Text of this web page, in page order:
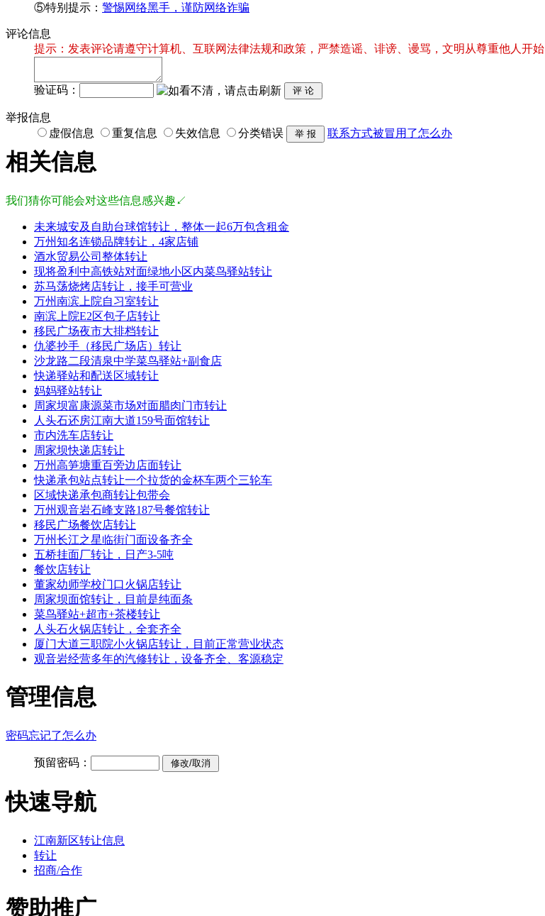
⑤特别提示： 警惕网络黑手，谨防网络诈骗
评论信息
提示：发表评论请遵守计算机、互联网法律法规和政策，严禁造谣、诽谤、谩骂，文明从尊重他人开始
验证码：
举报信息
虚假信息
重复信息 失效信息 分类错误 联系方式被冒用了怎么办
相关信息
我们猜你可能会对这些信息感兴趣↙
未来城安及自助台球馆转让，整体一起6万包含租金
万州知名连锁品牌转让，4家店铺
酒水贸易公司整体转让
现将盈利中高铁站对面绿地小区内菜鸟驿站转让
苏马荡烧烤店转让，接手可营业
万州南滨上院自习室转让
南滨上院E2区包子店转让
移民广场夜市大排档转让
仇婆抄手（移民广场店）转让
沙龙路二段清泉中学菜鸟驿站+副食店
快递驿站和配送区域转让
妈妈驿站转让
周家坝富康源菜市场对面腊肉门市转让
人头石还房江南大道159号面馆转让
市内洗车店转让
周家坝快递店转让
万州高笋塘重百旁边店面转让
快递承包站点转让一个拉货的金杯车两个三轮车
区域快递承包商转让包带会
万州观音岩石峰支路187号餐馆转让
移民广场餐饮店转让
万州长江之星临街门面设备齐全
五桥挂面厂转让，日产3-5吨
餐饮店转让
董家幼师学校门口火锅店转让
周家坝面馆转让，目前是纯面条
菜鸟驿站+超市+茶楼转让
人头石火锅店转让，全套齐全
厦门大道三职院小火锅店转让，目前正常营业状态
观音岩经营多年的汽修转让，设备齐全、客源稳定
管理信息
密码忘记了怎么办
预留密码：
快速导航
江南新区转让信息
转让
招商/合作
赞助推广